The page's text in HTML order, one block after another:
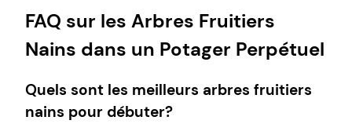
FAQ sur les Arbres Fruitiers
Nains dans un Potager Perpétuel
Quels sont les meilleurs arbres fruitiers
nains pour débuter?